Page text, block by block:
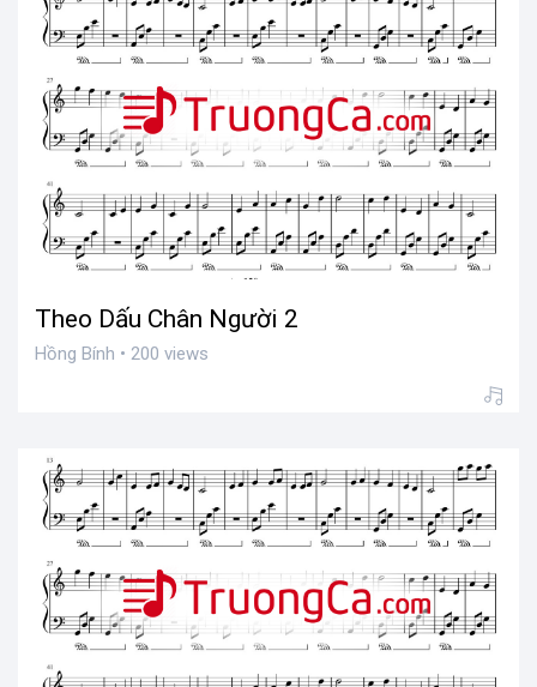
Theo Dấu Chân Người 2
Hồng Bính • 200 views